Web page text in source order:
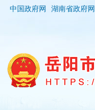
中国政府网 湖南省政府网